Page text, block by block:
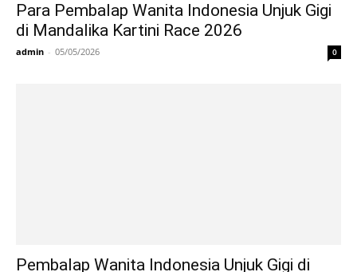
Para Pembalap Wanita Indonesia Unjuk Gigi
di Mandalika Kartini Race 2026
admin - 05/05/2026 0
Pembalap Wanita Indonesia Unjuk Gigi di